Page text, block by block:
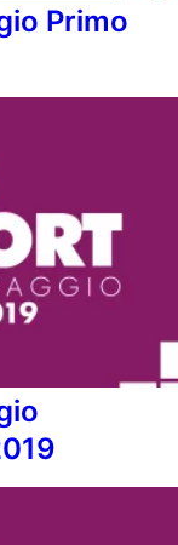
Primo